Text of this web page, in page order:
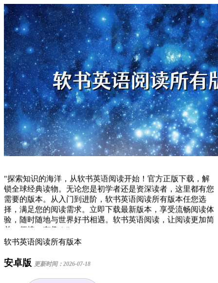
"探索知识的海洋，从软书英语阅读开始！官方正版下载，解
锁全球经典读物。无论您是初学者还是资深读者，这里都有您
需要的版本。从入门到进阶，软书英语阅读所有版本任您选
择，满足您的阅读需求。立即下载最新版本，享受流畅阅读体
验，随时随地与世界好书相遇。软书英语阅读，让阅读更加简
单、便捷、有趣！"
软书英语阅读所有版本
安卓版 更新时间：2026-07-18